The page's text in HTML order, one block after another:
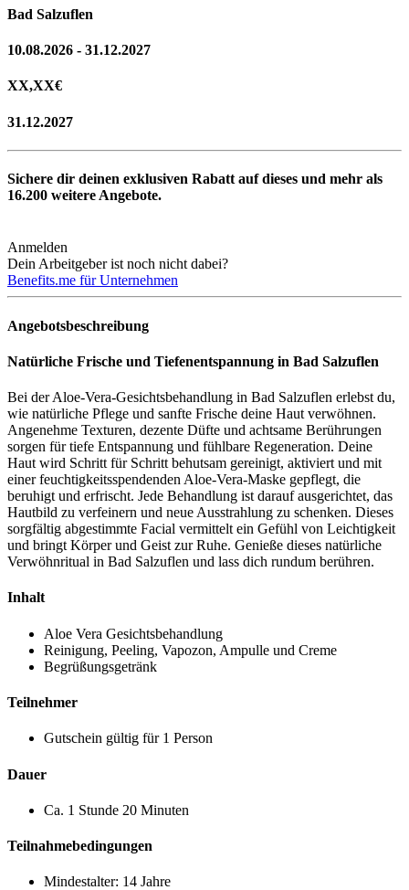
Bad Salzuflen
10.08.2026 - 31.12.2027
XX,XX€
31.12.2027
Sichere dir deinen exklusiven Rabatt auf dieses und mehr als
16.200 weitere Angebote.
Anmelden
Dein Arbeitgeber ist noch nicht dabei?
Benefits.me für Unternehmen
Angebotsbeschreibung
Natürliche Frische und Tiefenentspannung in Bad Salzuflen
Bei der Aloe-Vera-Gesichtsbehandlung in Bad Salzuflen erlebst du,
wie natürliche Pflege und sanfte Frische deine Haut verwöhnen.
Angenehme Texturen, dezente Düfte und achtsame Berührungen
sorgen für tiefe Entspannung und fühlbare Regeneration. Deine
Haut wird Schritt für Schritt behutsam gereinigt, aktiviert und mit
einer feuchtigkeitsspendenden Aloe-Vera-Maske gepflegt, die
beruhigt und erfrischt. Jede Behandlung ist darauf ausgerichtet, das
Hautbild zu verfeinern und neue Ausstrahlung zu schenken. Dieses
sorgfältig abgestimmte Facial vermittelt ein Gefühl von Leichtigkeit
und bringt Körper und Geist zur Ruhe. Genieße dieses natürliche
Verwöhnritual in Bad Salzuflen und lass dich rundum berühren.
Inhalt
Aloe Vera Gesichtsbehandlung
Reinigung, Peeling, Vapozon, Ampulle und Creme
Begrüßungsgetränk
Teilnehmer
Gutschein gültig für 1 Person
Dauer
Ca. 1 Stunde 20 Minuten
Teilnahmebedingungen
Mindestalter: 14 Jahre